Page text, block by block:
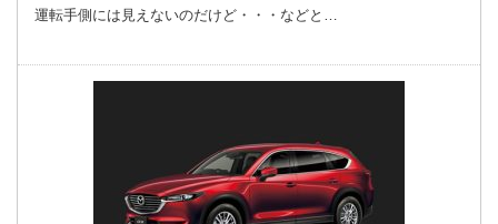
運転手側には見えないのだけど・・・などと…